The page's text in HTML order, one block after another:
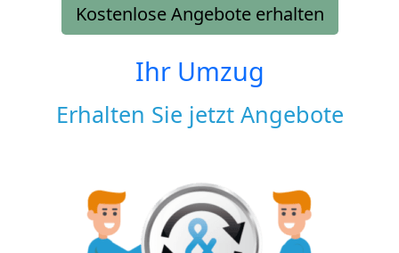
Kostenlose Angebote erhalten
Ihr Umzug
Erhalten Sie jetzt Angebote